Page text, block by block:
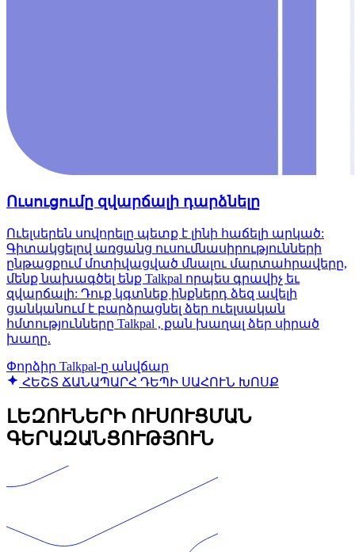
Ուսուցումը զվարճալի դարձնելը
Ուելսերեն սովորելը պետք է լինի հաճելի արկած:
Գիտակցելով առցանց ուսումնասիրությունների
ընթացքում մոտիվացված մնալու մարտահրավերը,
մենք նախագծել ենք Talkpal որպես գրավիչ եւ
զվարճալի: Դուք կգտնեք ինքներդ ձեզ ավելի
ցանկանում է բարձրացնել ձեր ուելսական
հմտությունները Talkpal , քան խաղալ ձեր սիրած
խաղը.
Փորձիր Talkpal-ը անվճար
ՀԵՇՏ ՃԱՆԱՊԱՐՀ ԴԵՊԻ ՍԱՀՈՒՆ ԽՈՍՔ
ԼԵԶՈՒՆԵՐԻ ՈՒՍՈՒՑՄԱՆ
ԳԵՐԱԶԱՆՑՈՒԹՅՈՒՆ